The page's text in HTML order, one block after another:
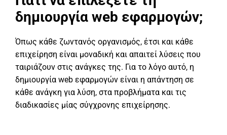
δημιουργία web εφαρμογών;
Όπως κάθε ζωντανός οργανισμός, έτσι και κάθε
επιχείρηση είναι μοναδική και απαιτεί λύσεις που
ταιριάζουν στις ανάγκες της. Για το λόγο αυτό, η
δημιουργία web εφαρμογών είναι η απάντηση σε
κάθε ανάγκη για λύση, στα προβλήματα και τις
διαδικασίες μίας σύγχρονης επιχείρησης.